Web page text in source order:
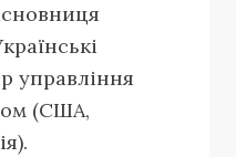
управління
(США,